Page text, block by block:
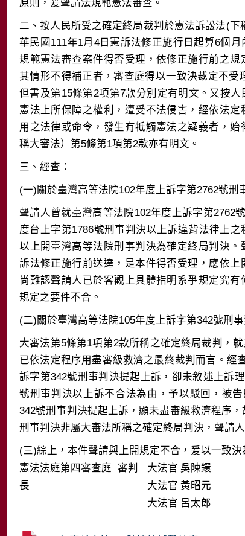
二、按人民所受之確定終局裁判於憲法訴訟法(
華民國111年1月4日憲訴法修正施行日起算6個
規範憲法審查案件得否受理，依修正施行前之
其情形不得補正者，審查庭得以一致決裁定不受
但書及第15條第2項第7款分別定有明文。又按
憲法上所保障之權利，遭受不法侵害，經依法
用之法律或命令，發生有牴觸憲法之疑義者，
聲請人曾就臺灣高等法院102年度上訴字第2762
度台上字第1786號刑事判決以上訴違背法律上
以上開臺灣高等法院刑事判決為確定終局判決
訴法修正施行前送達，是本件得否受理，應依上
尚難認聲請人已於客觀上具體指明系爭規定究
大審法第5條第1項第2款所稱之確定終局裁判，
已依法定程序用盡審級救濟之最終裁判而言。經
訴字第342號刑事判決提起上訴，卻未敘述上訴
號刑事判決以上訴不合法為由，予以駁回，被
342號刑事判決提起上訴，顯未盡審級救濟程序
(三)綜上，本件聲請與上開規定不合，爰以一致決
憲法法庭第四審查庭 審判
長
大法官 吳陳鐶
大法官 黃昭元
大法官 呂太郎